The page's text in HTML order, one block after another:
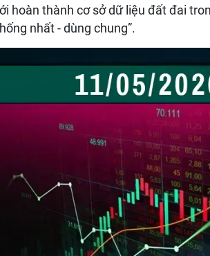
hoàn thành cơ sở dữ liệu đất đai
nhất - dùng chung”.